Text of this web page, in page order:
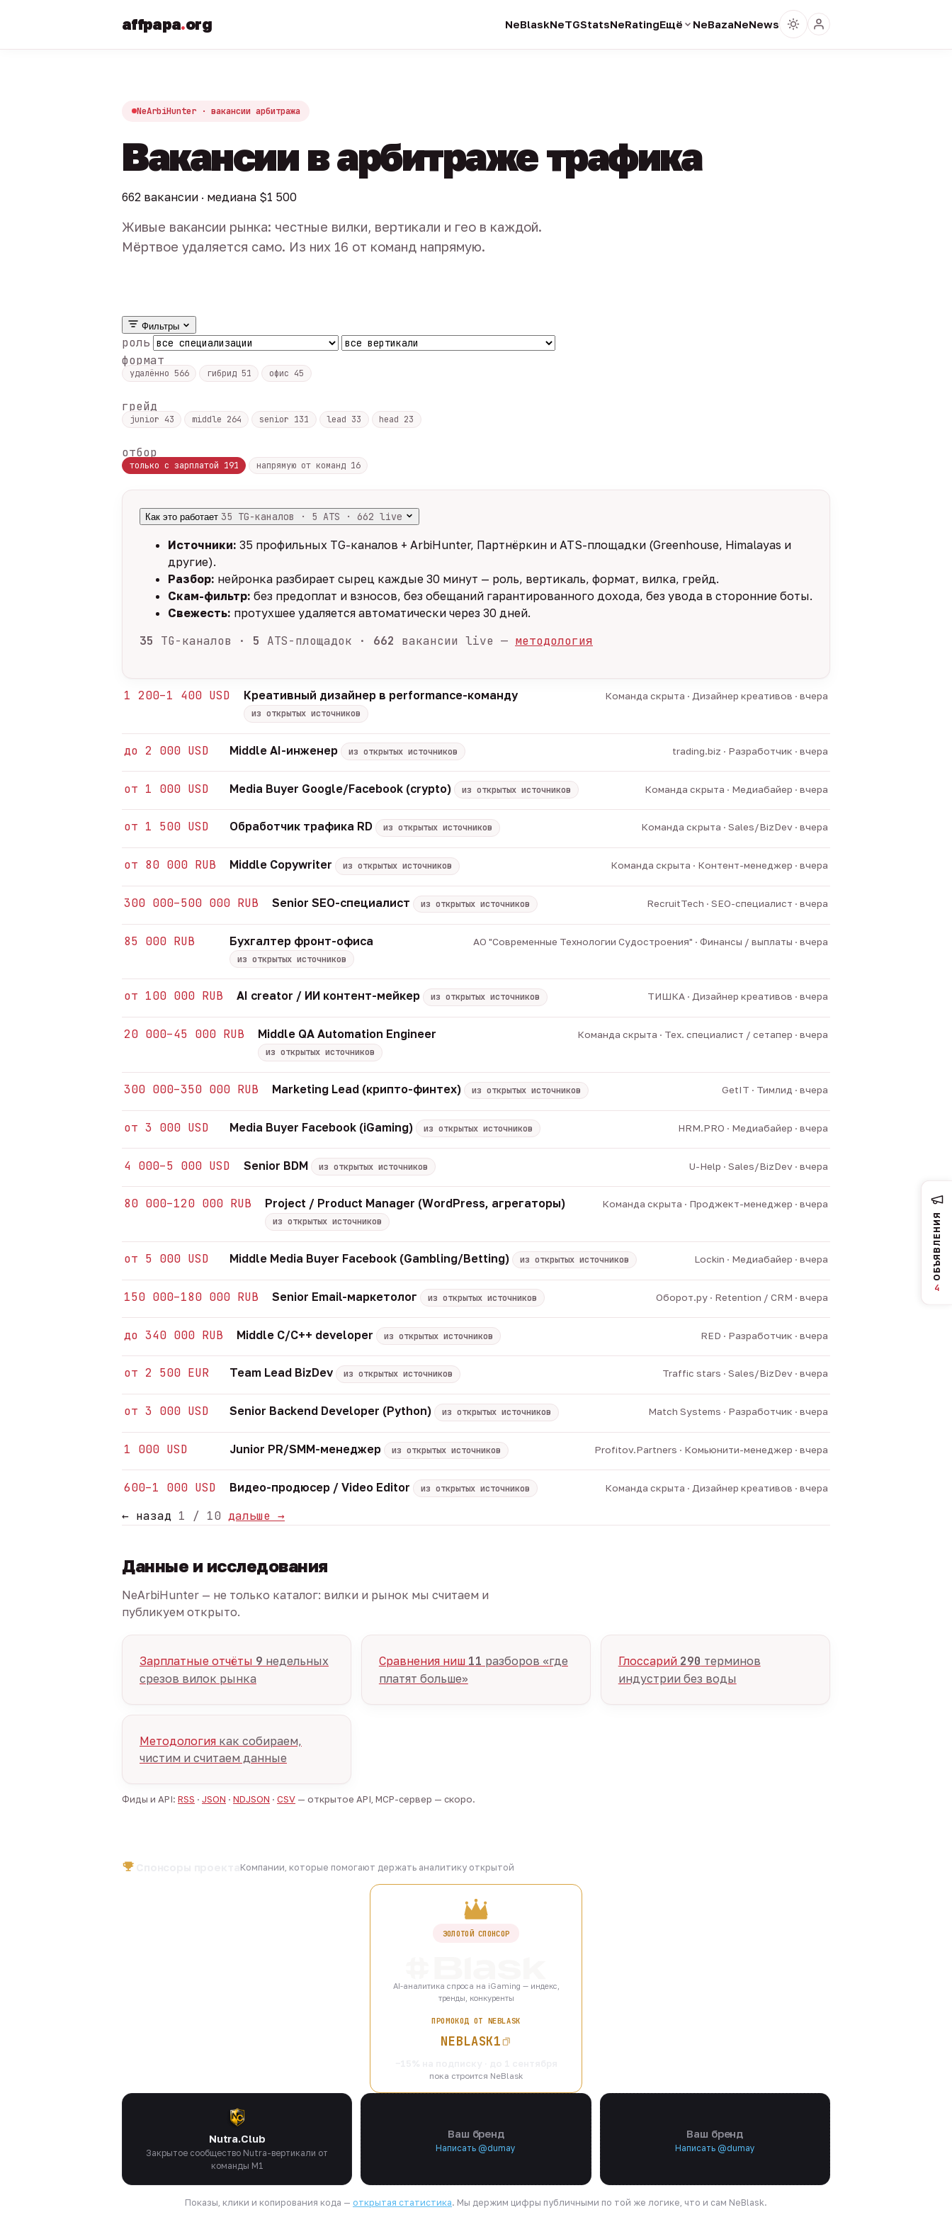
affpapa.org NeBlaskNeTGStatsNeRatingЕщё NeBazaNeNews
NeArbiHunter · вакансии арбитража
Вакансии в арбитраже трафика
662 вакансии · медиана $1 500
Живые вакансии рынка: честные вилки, вертикали и гео в каждой.
Мёртвое удаляется само. Из них 16 от команд напрямую.
Фильтры
роль
формат
удалённо 566 гибрид 51 офис 45
грейд
junior 43 middle 264 senior 131 lead 33 head 23
отбор
только с зарплатой 191 напрямую от команд 16
Как это работает 35 TG-каналов · 5 ATS · 662 live
Источники: 35 профильных TG-каналов + ArbiHunter, Партнёркин и ATS-площадки (Greenhouse, Himalayas и
другие).
Разбор: нейронка разбирает сырец каждые 30 минут — роль, вертикаль, формат, вилка, грейд.
Скам-фильтр: без предоплат и взносов, без обещаний гарантированного дохода, без увода в сторонние боты.
Свежесть: протухшее удаляется автоматически через 30 дней.
35 TG-каналов · 5 ATS-площадок · 662 вакансии live — методология
1 200–1 400 USD Креативный дизайнер в performance-команду
из открытых источников
Команда скрыта · Дизайнер креативов · вчера
до 2 000 USD Middle AI-инженер из открытых источников trading.biz · Разработчик · вчера
от 1 000 USD Media Buyer Google/Facebook (crypto) из открытых источников Команда скрыта · Медиабайер · вчера
от 1 500 USD Обработчик трафика RD из открытых источников Команда скрыта · Sales/BizDev · вчера
от 80 000 RUB Middle Copywriter из открытых источников Команда скрыта · Контент-менеджер · вчера
300 000–500 000 RUB Senior SEO-специалист из открытых источников RecruitTech · SEO-специалист · вчера
85 000 RUB Бухгалтер фронт-офиса
из открытых источников
АО "Современные Технологии Судостроения" · Финансы / выплаты · вчера
от 100 000 RUB AI creator / ИИ контент-мейкер из открытых источников ТИШКА · Дизайнер креативов · вчера
20 000–45 000 RUB Middle QA Automation Engineer
из открытых источников
Команда скрыта · Тех. специалист / сетапер · вчера
300 000–350 000 RUB Marketing Lead (крипто-финтех) из открытых источников GetIT · Тимлид · вчера
от 3 000 USD Media Buyer Facebook (iGaming) из открытых источников HRM.PRO · Медиабайер · вчера
4 000–5 000 USD Senior BDM из открытых источников U-Help · Sales/BizDev · вчера
80 000–120 000 RUB Project / Product Manager (WordPress, агрегаторы)
из открытых источников
Команда скрыта · Проджект-менеджер · вчера
от 5 000 USD Middle Media Buyer Facebook (Gambling/Betting) из открытых источников Lockin · Медиабайер · вчера
150 000–180 000 RUB Senior Email-маркетолог из открытых источников Оборот.ру · Retention / CRM · вчера
до 340 000 RUB Middle C/C++ developer из открытых источников RED · Разработчик · вчера
от 2 500 EUR Team Lead BizDev из открытых источников Traffic stars · Sales/BizDev · вчера
от 3 000 USD Senior Backend Developer (Python) из открытых источников Match Systems · Разработчик · вчера
1 000 USD Junior PR/SMM-менеджер из открытых источников Profitov.Partners · Комьюнити-менеджер · вчера
600–1 000 USD Видео-продюсер / Video Editor из открытых источников Команда скрыта · Дизайнер креативов · вчера
← назад 1 / 10 дальше →
Данные и исследования
NeArbiHunter — не только каталог: вилки и рынок мы считаем и
публикуем открыто.
Зарплатные отчёты 9 недельных
срезов вилок рынка
Сравнения ниш 11 разборов «где
платят больше»
Глоссарий 290 терминов
индустрии без воды
Методология как собираем,
чистим и считаем данные
Фиды и API: RSS · JSON · NDJSON · CSV — открытое API, MCP-сервер — скоро.
ОБЪЯВЛЕНИЯ
4
Компании, которые помогают держать аналитику открытой
ЗОЛОТОЙ СПОНСОР
AI-аналитика спроса на iGaming — индекс,
тренды, конкуренты
ПРОМОКОД ОТ NEBLASK
NEBLASK1
пока строится NeBlask
Nutra.Club
Закрытое сообщество Nutra-вертикали от
команды M1
Ваш бренд
Написать @dumay
Ваш бренд
Написать @dumay
Показы, клики и копирования кода — открытая статистика. Мы держим цифры публичными по той же логике, что и сам NeBlask.